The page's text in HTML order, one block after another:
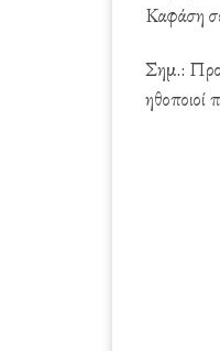
Καφάση
Σημ.:
ηθοποιοί